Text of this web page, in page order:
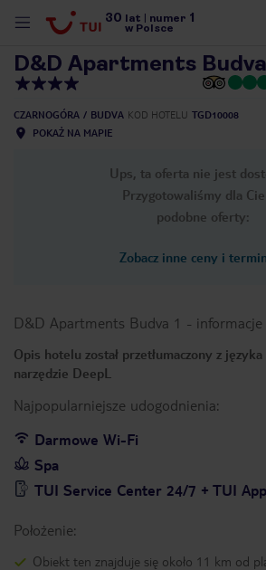
30 lat numer 1
w Polsce
D&D Apartments Budva
CZARNOGÓRA BUDVA KOD HOTELU TGD10008
POKAŻ NA MAPIE
Ups, ta oferta nie jest
Przygotowaliśmy dla
podobne oferty:
Zobacz inne ceny i
D&D Apartments Budva 1 - informacje
Opis hotelu został przetłumaczony z
narzędzie DeepL
Najpopularniejsze udogodnienia:
Darmowe Wi-Fi
Spa
TUI Service Center 24/7 + TUI App
Położenie:
Obiekt ten znajduje się około 11 km od